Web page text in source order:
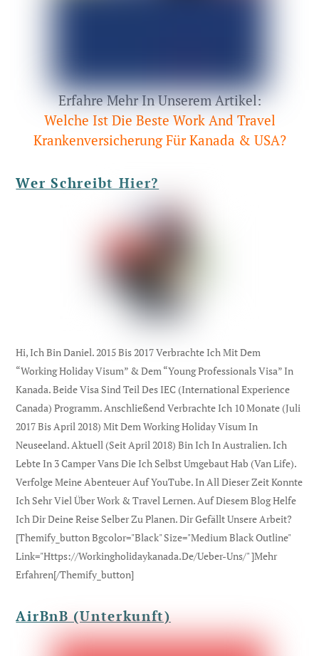
Erfahre Mehr In Unserem Artikel:
Welche Ist Die Beste Work And Travel
Krankenversicherung Für Kanada & USA?
Wer Schreibt Hier?
Hi, Ich Bin Daniel. 2015 Bis 2017 Verbrachte Ich Mit Dem
“Working Holiday Visum” & Dem “Young Professionals Visa” In
Kanada. Beide Visa Sind Teil Des IEC (international Experience
Canada) Programm. Anschließend Verbrachte Ich 10 Monate (Juli
2017 Bis April 2018) Mit Dem Working Holiday Visum In
Neuseeland. Aktuell (seit April 2018) Bin Ich In Australien. Ich
Lebte In 3 Camper Vans Die Ich Selbst Umgebaut Hab (Van Life).
Verfolge Meine Abenteuer Auf YouTube. In All Dieser Zeit Konnte
Ich Sehr Viel Über Work & Travel Lernen. Auf Diesem Blog Helfe
Ich Dir Deine Reise Selber Zu Planen. Dir Gefällt Unsere Arbeit?
[themify_button Bgcolor="black" Size="medium Black Outline"
Link="https://workingholidaykanada.de/ueber-Uns/" ]Mehr
Erfahren[/themify_button]
AirBnB (Unterkunft)